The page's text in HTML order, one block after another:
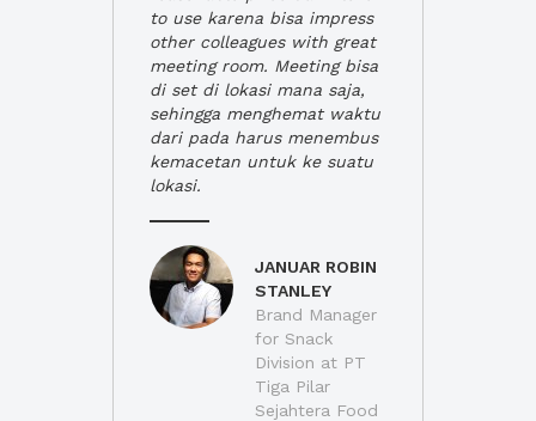
to use karena bisa impress
other colleagues with great
meeting room. Meeting bisa
di set di lokasi mana saja,
sehingga menghemat waktu
dari pada harus menembus
kemacetan untuk ke suatu
lokasi.
JANUAR ROBIN
STANLEY
Brand Manager
for Snack
Division at PT
Tiga Pilar
Sejahtera Food